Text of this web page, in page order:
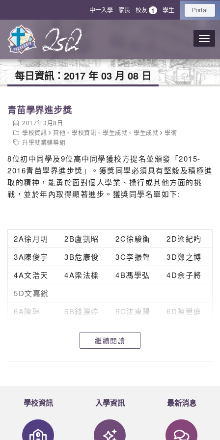
中一入學 家長 校友 1 學生 Portal
每日資訊： 2017 年 03 月 08 日
青苗學界進步獎
2017年3月8日
學校資訊
其他 、學校資訊 、學生成就 、學生成就
學術
升學就業輔導組
8位初中同學及9位高中同學獲校方提名並頒發「2015-
2016青苗學界進步獎」。獲獎同學必須具有堅毅及積極進
取的精神，能勇於面對個人學業、操行或其他方面的挑
戰，並於年內取得顯著進步。獲獎同學名單如下:
2A徐月明 2B盧凱昭 2C徐駿衡
2D梁紀盷
3A陳俊宇
3B危康俊 3C李振聲
3D鄭之博
4A文浩天
4A梁法樑 4B馮學弘
4D余子將
5D文嘉銳
6A陳琳
6B錢濼婷 6C沈東陽 6D陳譽庭
繼續閱讀
學校資訊 入學資訊 最新消息